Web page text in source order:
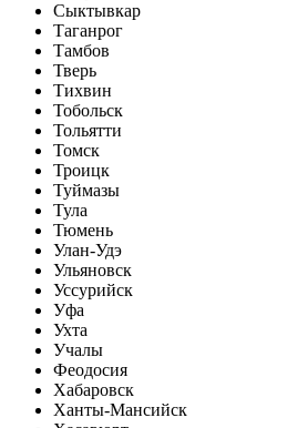
Сыктывкар
Таганрог
Тамбов
Тверь
Тихвин
Тобольск
Тольятти
Томск
Троицк
Туймазы
Тула
Тюмень
Улан-Удэ
Ульяновск
Уссурийск
Уфа
Ухта
Учалы
Феодосия
Хабаровск
Ханты-Мансийск